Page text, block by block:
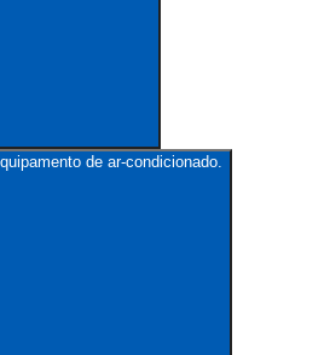
de ar-condicionado.